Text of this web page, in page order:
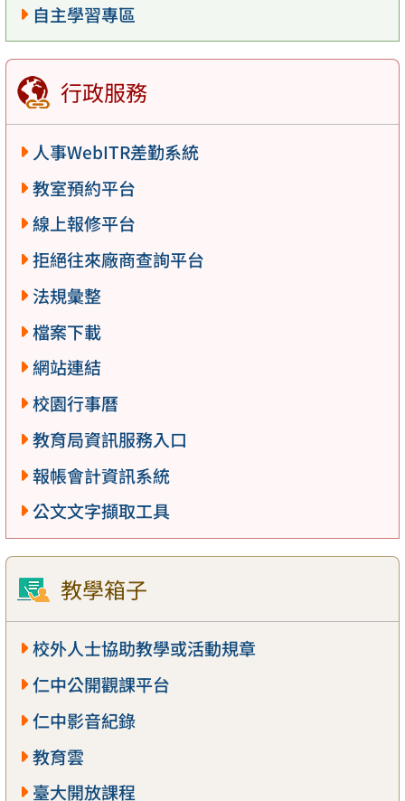
自主學習專區
行政服務
人事WebITR差勤系統
教室預約平台
線上報修平台
拒絕往來廠商查詢平台
法規彙整
檔案下載
網站連結
校園行事曆
教育局資訊服務入口
報帳會計資訊系統
公文文字擷取工具
教學箱子
校外人士協助教學或活動規章
仁中公開觀課平台
仁中影音紀錄
教育雲
臺大開放課程